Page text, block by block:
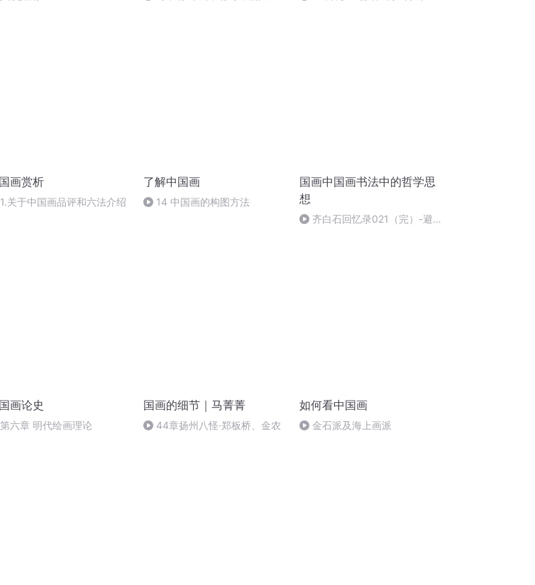
画赏析
1.关于中国画品评和六法介绍
了解中国画
14 中国画的构图方法
国画中国画书法中的哲学思
想
齐白石回忆录021（完）-避
画论史
第六章 明代绘画理论
国画的细节｜马菁菁
44章扬州八怪·郑板桥、金农
如何看中国画
金石派及海上画派